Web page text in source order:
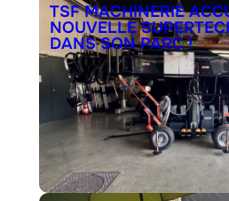
TSF MACHINERIE
NOUVELLE
DANS SON PARC !